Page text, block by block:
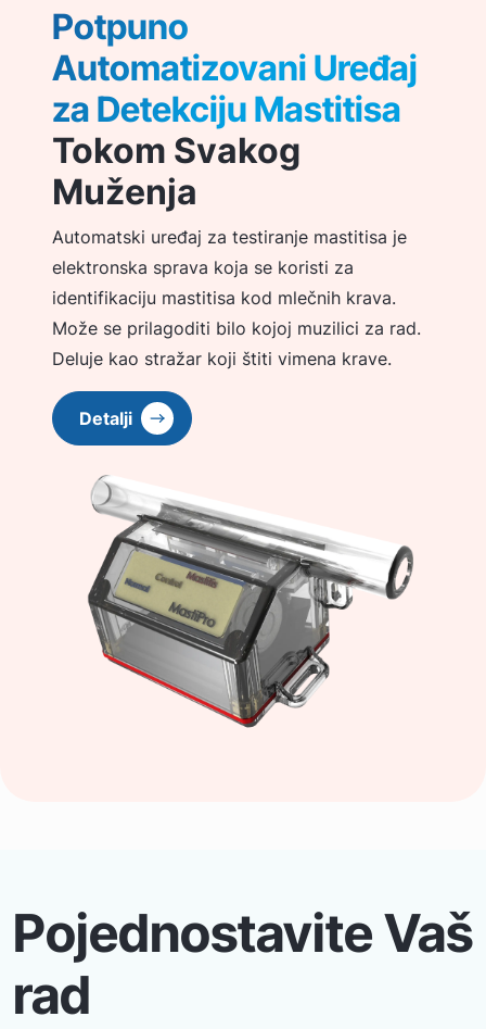
Potpuno
Automatizovani Uređaj
za Detekciju Mastitisa
Tokom Svakog
Muženja
Automatski uređaj za testiranje mastitisa je
elektronska sprava koja se koristi za
identifikaciju mastitisa kod mlečnih krava.
Može se prilagoditi bilo kojoj muzilici za rad.
Deluje kao stražar koji štiti vimena krave.
Detalji
Pojednostavite Vaš
rad